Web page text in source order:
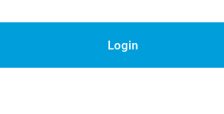
Login